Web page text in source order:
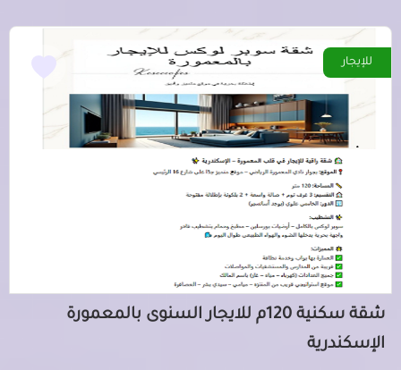
للإيجار
شقة سكنية 120م للايجار السنوى بالمعمورة
الإسكندرية